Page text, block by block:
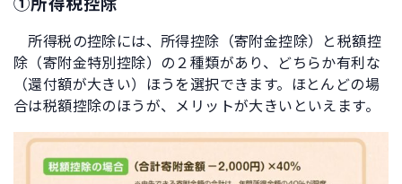
所得税の控除には、所得控除（寄附金控除）と税額控
除（寄附金特別控除）の２種類があり、どちらか有利な
（還付額が大きい）ほうを選択できます。ほとんどの場
合は税額控除のほうが、メリットが大きいといえます。